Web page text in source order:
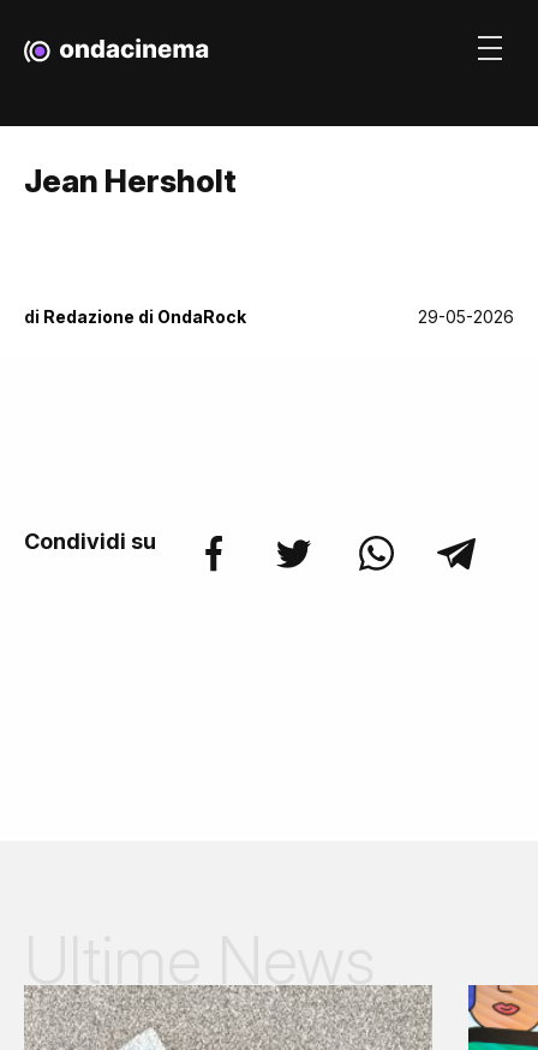
Jean Hersholt
di Redazione di OndaRock 29-05-2026
Condividi su